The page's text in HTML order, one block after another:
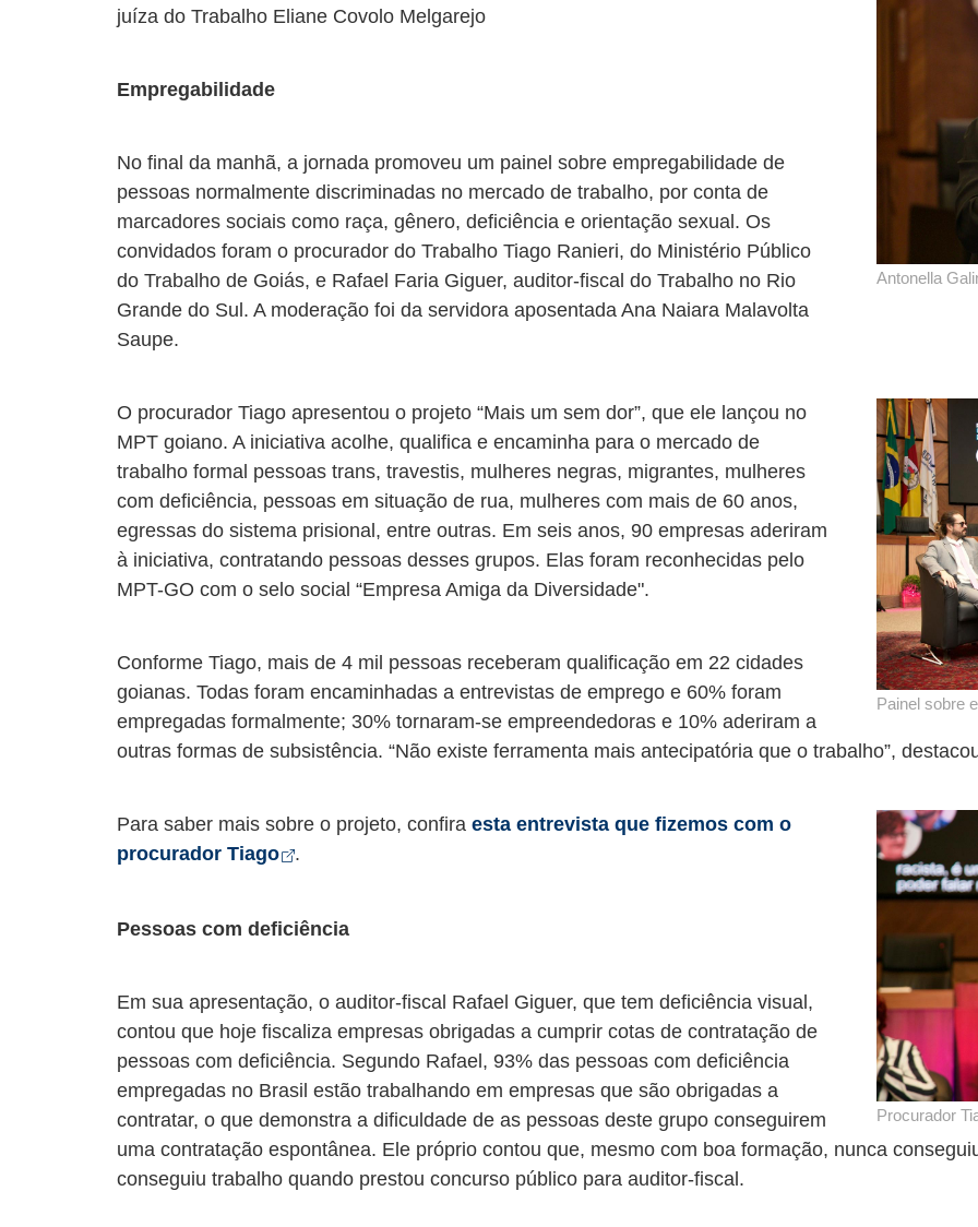
Antonella
juíza do Trabalho Eliane Covolo Melgarejo
Empregabilidade
No final da manhã, a jornada promoveu um painel sobre empregabilidade de
pessoas normalmente discriminadas no mercado de trabalho, por conta de
marcadores sociais como raça, gênero, deficiência e orientação sexual. Os
convidados foram o procurador do Trabalho Tiago Ranieri, do Ministério Público
do Trabalho de Goiás, e Rafael Faria Giguer, auditor-fiscal do Trabalho no Rio
Grande do Sul. A moderação foi da servidora aposentada Ana Naiara Malavolta
Saupe.
Painel sobre
O procurador Tiago apresentou o projeto “Mais um sem dor”, que ele lançou no
MPT goiano. A iniciativa acolhe, qualifica e encaminha para o mercado de
trabalho formal pessoas trans, travestis, mulheres negras, migrantes, mulheres
com deficiência, pessoas em situação de rua, mulheres com mais de 60 anos,
egressas do sistema prisional, entre outras. Em seis anos, 90 empresas aderiram
à iniciativa, contratando pessoas desses grupos. Elas foram reconhecidas pelo
MPT-GO com o selo social “Empresa Amiga da Diversidade".
Conforme Tiago, mais de 4 mil pessoas receberam qualificação em 22 cidades
goianas. Todas foram encaminhadas a entrevistas de emprego e 60% foram
empregadas formalmente; 30% tornaram-se empreendedoras e 10% aderiram a
outras formas de subsistência. “Não existe ferramenta mais antecipatória que o trabalho”,
Procurador
Para saber mais sobre o projeto, confira esta entrevista que fizemos com o
procurador Tiago
Abre em nova aba
.
Pessoas com deficiência
Em sua apresentação, o auditor-fiscal Rafael Giguer, que tem deficiência visual,
contou que hoje fiscaliza empresas obrigadas a cumprir cotas de contratação de
pessoas com deficiência. Segundo Rafael, 93% das pessoas com deficiência
empregadas no Brasil estão trabalhando em empresas que são obrigadas a
contratar, o que demonstra a dificuldade de as pessoas deste grupo conseguirem
uma contratação espontânea. Ele próprio contou que, mesmo com boa formação, nunca
conseguiu trabalho quando prestou concurso público para auditor-fiscal.